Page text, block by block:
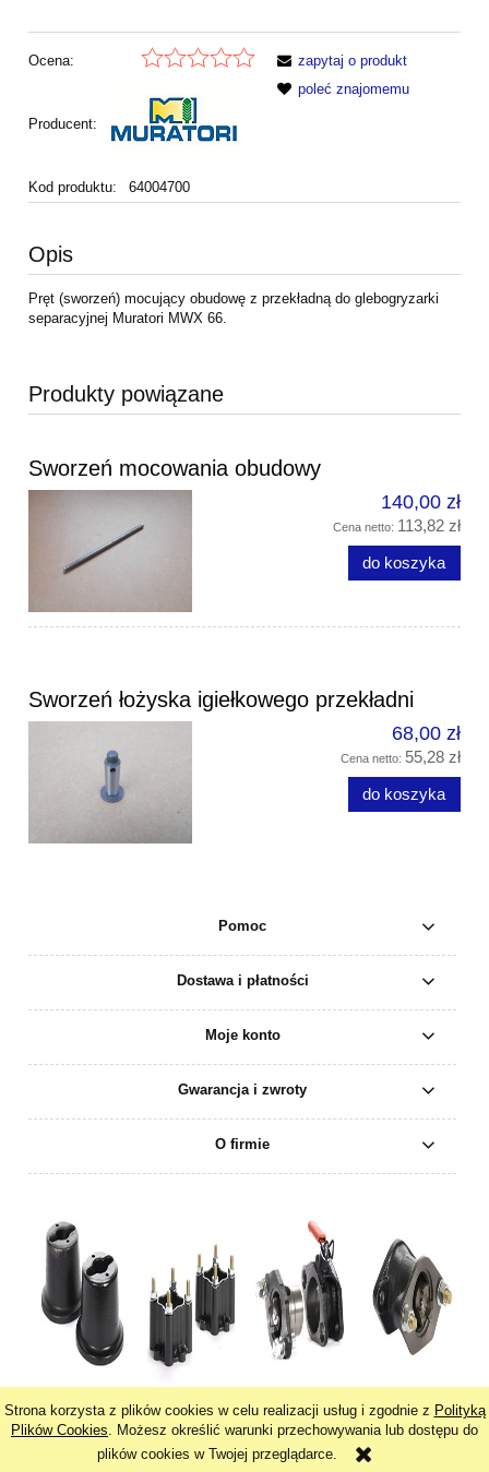
Strona korzysta z plików cookies w celu realizacji usług i zgodnie z Polityką
Plików Cookies. Możesz określić warunki przechowywania lub dostępu do
plików cookies w Twojej przeglądarce.
Ocena:
Producent:
Kod produktu: 64004700
zapytaj o produkt
poleć znajomemu
Opis
Pręt (sworzeń) mocujący obudowę z przekładną do glebogryzarki
separacyjnej Muratori MWX 66.
Produkty powiązane
Sworzeń mocowania obudowy
140,00 zł
Cena netto: 113,82 zł
do koszyka
Sworzeń łożyska igiełkowego przekładni
68,00 zł
Cena netto: 55,28 zł
do koszyka
Pomoc
Dostawa i płatności
Moje konto
Gwarancja i zwroty
O firmie
pokaż pełną wersję strony
Sklep internetowy Shoper.pl